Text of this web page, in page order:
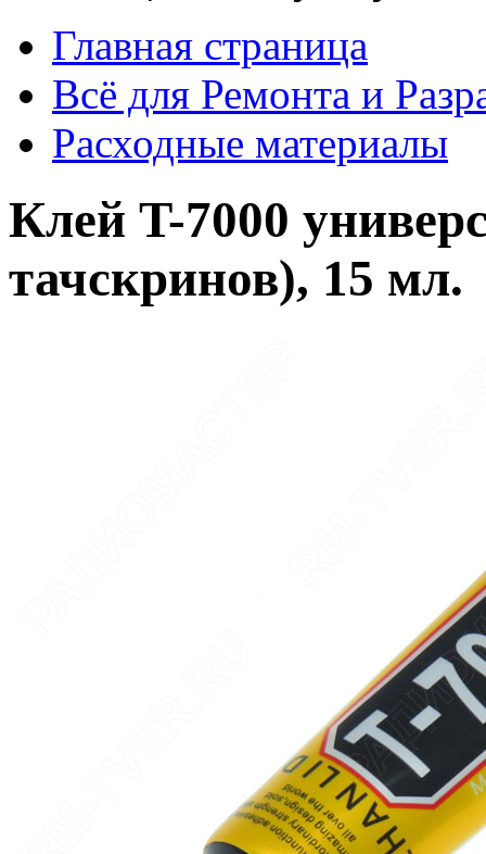
Главная страница
Всё для Ремонта и
Расходные материалы
Клей T-7000
тачскринов), 15 мл.